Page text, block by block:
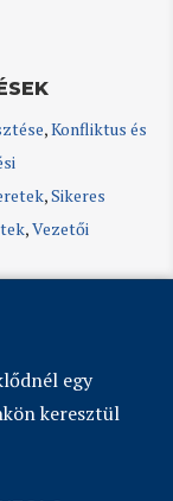
,Konfliktus és
,Sikeres
,Vezetői
egy
keresztül